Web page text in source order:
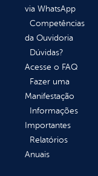
via WhatsApp
Competências
da Ouvidoria
Dúvidas?
Acesse o FAQ
Fazer uma
Manifestação
Informações
Importantes
Relatórios
Anuais